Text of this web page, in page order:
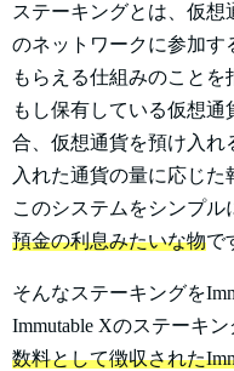
ステーキングとは、仮
のネットワークに参加す
もらえる仕組みのことを
もし保有している仮想
合、仮想通貨を預け入れ
入れた通貨の量に応じた
このシステムをシンプル
預金の利息みたいな物で
そんなステーキングを
Immutable Xのステーキ
数料として徴収された